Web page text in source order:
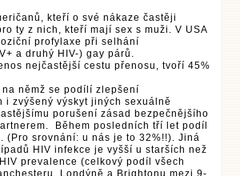
kteří o své nákaze častěji
ty z nich, kteří mají sex s muži. V USA
profylaxe při selhání
a druhý HIV-) gay párů.
nejčastější cestu přenosu, tvoří 45%
němž se podílí zlepšení
i zvýšený výskyt jiných sexuálně
porušení zásad bezpečnějšího
Během posledních tří let podíl
(Pro srovnání: u nás je to 32%!!). Jiná
HIV infekce je vyšší u starších než
prevalence (celkový podíl všech
Londýně a Brightonu mezi 9-